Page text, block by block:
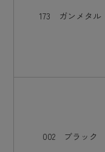
173 ガンメタル
002 ブラック